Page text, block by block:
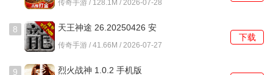
其他玩家购买。如果是购买物品，可以在交易行中通过搜
索、分类筛选等功能，查找自己需要的物品，然后点击购买
即可。
适用场景：交易行是游戏中最主要的交易方式，适合交易各
传奇手游 / 128.1M / 2026-07-28
8
天王神途 26.20250426 安
卓版
传奇手游 / 41.66M / 2026-07-27
下载
9 烈火战神 1.0.2 手机版